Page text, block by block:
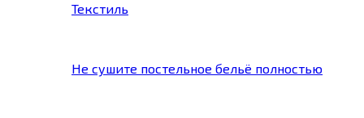
Текстиль
Не сушите постельное бельё полностью